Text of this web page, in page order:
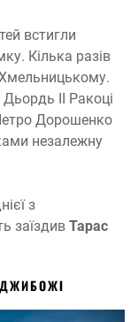
встигли
Кілька разів
II Ракоці
Дорошенко
незалежну
з
заїздив Тарас